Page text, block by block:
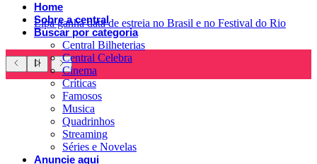
Lipa ganha data de estreia no Brasil e no Festival do Rio
Home
Sobre a central
Buscar por categoria
Central Bilheterias
Central Celebra
Cinema
Críticas
Famosos
Musica
Quadrinhos
Streaming
Séries e Novelas
Anuncie aqui